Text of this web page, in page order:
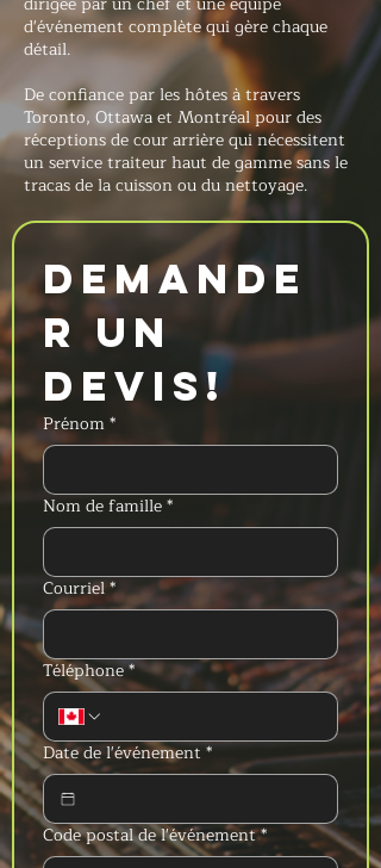
d'événement complète qui gère chaque
détail.
De confiance par les hôtes à travers
Toronto, Ottawa et Montréal pour des
réceptions de cour arrière qui nécessitent
un service traiteur haut de gamme sans le
tracas de la cuisson ou du nettoyage.
Demande
r un
devis!
Prénom*
Nom de famille*
Courriel*
Téléphone*
Date de l'événement *
Code postal de l'événement*